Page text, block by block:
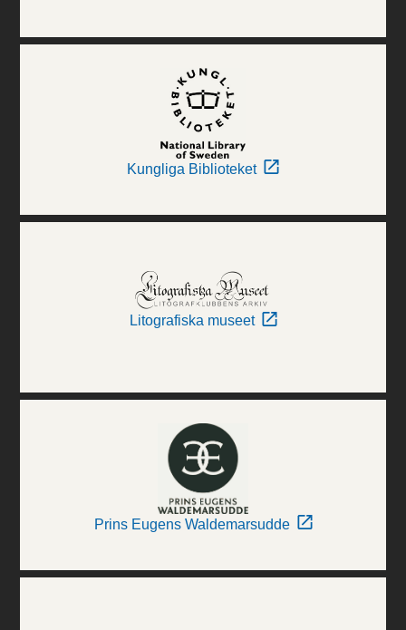
Kungliga Biblioteket
Litografiska museet
Prins Eugens Waldemarsudde